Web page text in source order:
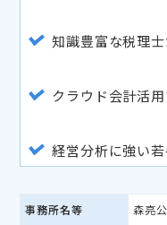
知識豊富な税理
クラウド会計活
経営分析に強い
事務所名等 森亮